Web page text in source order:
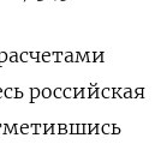
​российская